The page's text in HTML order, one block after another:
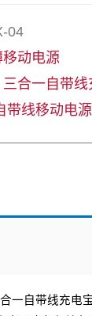
04
移动电源
三合一自带线
带线移动电源
一自带线充电